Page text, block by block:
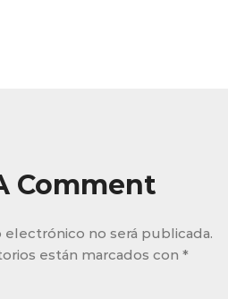
Comment
no será publicada.
están marcados con *